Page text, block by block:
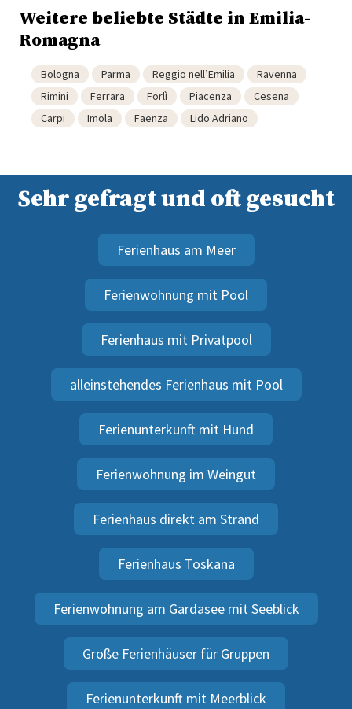
Weitere beliebte Städte in Emilia-
Romagna
Bologna Parma Reggio nell’Emilia
Ravenna
Rimini
Ferrara Forlì Piacenza
Cesena
Carpi
Imola Faenza Lido Adriano
Sehr gefragt und oft gesucht
Ferienhaus am Meer
Ferienwohnung mit Pool
Ferienhaus mit Privatpool
alleinstehendes Ferienhaus mit Pool
Ferienunterkunft mit Hund
Ferienwohnung im Weingut
Ferienhaus direkt am Strand
Ferienhaus Toskana
Ferienwohnung am Gardasee mit Seeblick
Große Ferienhäuser für Gruppen
Ferienunterkunft mit Meerblick